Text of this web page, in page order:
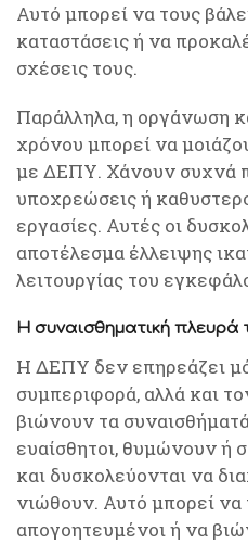
Αυτό μπορεί να τους
καταστάσεις ή να
σχέσεις τους.
Παράλληλα, η οργάνωση
χρόνου μπορεί να
με ΔΕΠΥ. Χάνουν συχνά
υποχρεώσεις ή
εργασίες. Αυτές οι
αποτέλεσμα έλλειψης
λειτουργίας του
Η συναισθηματική πλευρά
Η ΔΕΠΥ δεν επηρεάζει
συμπεριφορά, αλλά και
βιώνουν τα
ευαίσθητοι, θυμώνουν ή
και δυσκολεύονται να
νιώθουν. Αυτό μπορεί
απογοητευμένοι ή να